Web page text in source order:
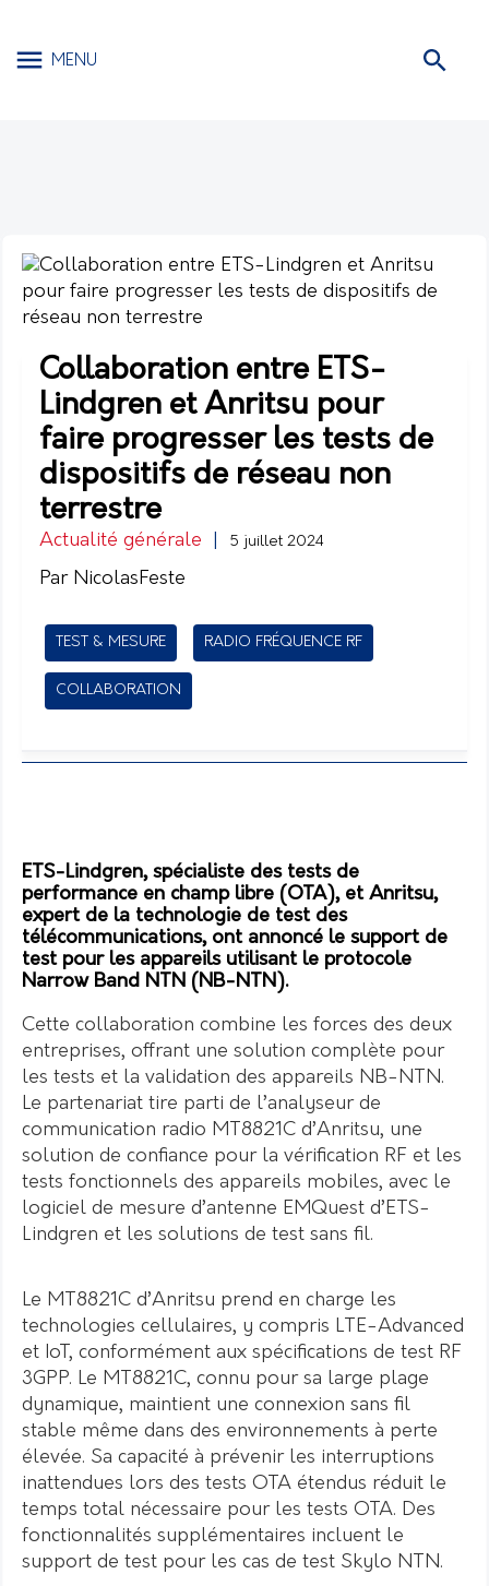
MENU
Collaboration entre ETS-
Lindgren et Anritsu pour
faire progresser les tests de
dispositifs de réseau non
terrestre
Actualité générale 5 juillet 2024
Par NicolasFeste
TEST & MESURE RADIO FRÉQUENCE RF
COLLABORATION
ETS-Lindgren, spécialiste des tests de
performance en champ libre (OTA), et Anritsu,
expert de la technologie de test des
télécommunications, ont annoncé le support de
test pour les appareils utilisant le protocole
Narrow Band NTN (NB-NTN).
Cette collaboration combine les forces des deux
entreprises, offrant une solution complète pour
les tests et la validation des appareils NB-NTN.
Le partenariat tire parti de l’analyseur de
communication radio MT8821C d’Anritsu, une
solution de confiance pour la vérification RF et les
tests fonctionnels des appareils mobiles, avec le
logiciel de mesure d’antenne EMQuest d’ETS-
Lindgren et les solutions de test sans fil.
Le MT8821C d’Anritsu prend en charge les
technologies cellulaires, y compris LTE-Advanced
et IoT, conformément aux spécifications de test RF
3GPP. Le MT8821C, connu pour sa large plage
dynamique, maintient une connexion sans fil
stable même dans des environnements à perte
élevée. Sa capacité à prévenir les interruptions
inattendues lors des tests OTA étendus réduit le
temps total nécessaire pour les tests OTA. Des
fonctionnalités supplémentaires incluent le
support de test pour les cas de test Skylo NTN.